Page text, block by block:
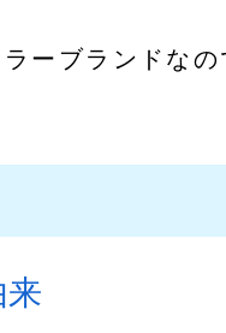
ーブランドなの
来